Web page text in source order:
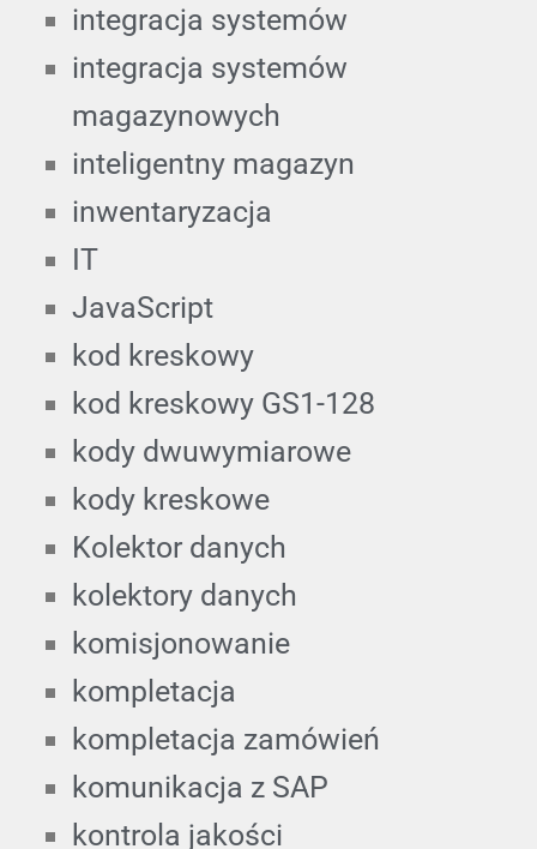
integracja systemów
integracja systemów
magazynowych
inteligentny magazyn
inwentaryzacja
IT
JavaScript
kod kreskowy
kod kreskowy GS1-128
kody dwuwymiarowe
kody kreskowe
Kolektor danych
kolektory danych
komisjonowanie
kompletacja
kompletacja zamówień
komunikacja z SAP
kontrola jakości